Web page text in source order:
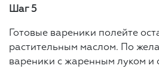
Шаг 5
Готовые вареники полейте
растительным маслом. По
вареники с жаренным луком и